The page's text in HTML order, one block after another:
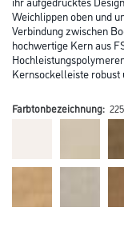
Weichlippen oben und
Verbindung zwischen
hochwertige Kern aus
Kernsockelleiste robust
Farbtonbezeichnung: